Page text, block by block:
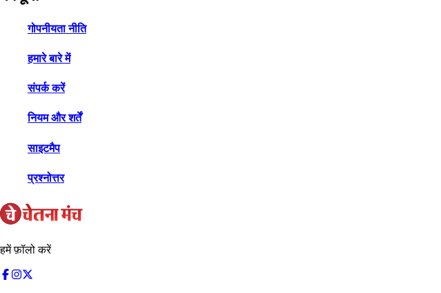
गोपनीयता नीति
हमारे बारे में
संपर्क करें
नियम और शर्तें
साइटमैप
प्रश्नोत्तर
हमें फ़ॉलो करें